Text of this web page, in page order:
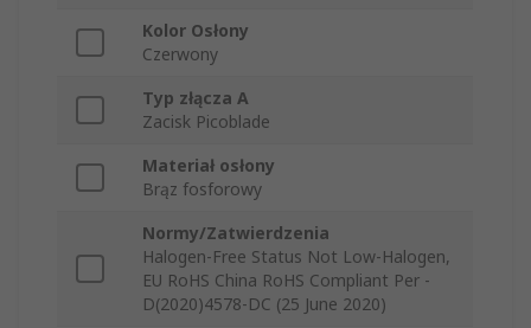
Kolor Osłony
Czerwony
Typ złącza A
Zacisk Picoblade
Materiał osłony
Brąz fosforowy
Normy/Zatwierdzenia
Halogen-Free Status Not Low-Halogen,
EU RoHS China RoHS Compliant Per -
D(2020)4578-DC (25 June 2020)